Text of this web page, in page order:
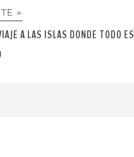
»
A LAS ISLAS DONDE TODO ES